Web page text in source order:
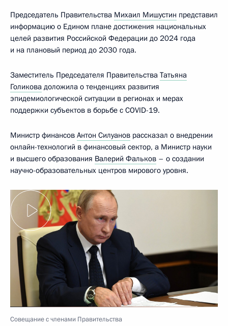
Председатель Правительства Михаил Мишустин представил
информацию о Едином плане достижения национальных
целей развития Российской Федерации до 2024 года
и на плановый период до 2030 года.
Заместитель Председателя Правительства Татьяна
Голикова доложила о тенденциях развития
эпидемиологической ситуации в регионах и мерах
поддержки субъектов в борьбе с COVID-19.
Министр финансов Антон Силуанов рассказал о внедрении
онлайн-технологий в финансовый сектор, а Министр науки
и высшего образования Валерий Фальков – о создании
научно-образовательных центров мирового уровня.
Совещание с членами Правительства